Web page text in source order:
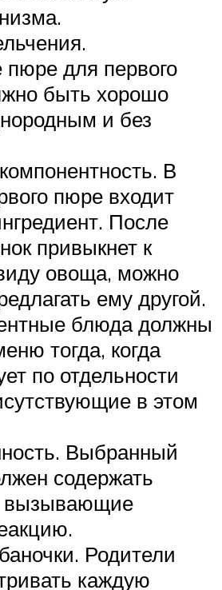
пюре для первого
быть хорошо
и без
В
пюре входит
После
привыкнет к
овоща, можно
ему другой.
блюда должны
тогда, когда
по отдельности
в этом
Выбранный
содержать
вызывающие
Родители
каждую